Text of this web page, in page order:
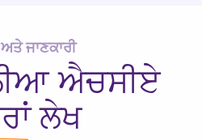
ਜਾਣਕਾਰੀ
ਐਚਸੀਏ
ਲੇਖ